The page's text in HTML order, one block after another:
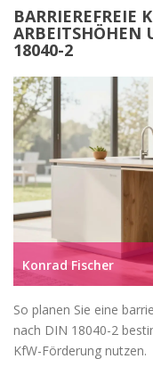
BARRIEREFREIE
ARBEITSHÖHEN
18040-2
Konrad Fischer
So planen Sie eine
nach DIN 18040-2
KfW-Förderung nutzen.